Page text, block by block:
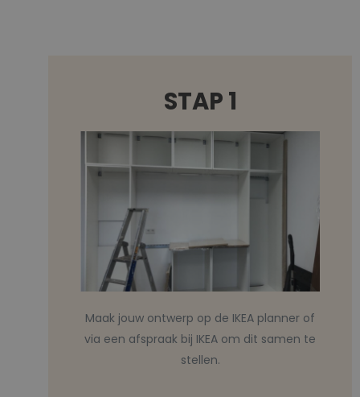
STAP 1
Maak jouw ontwerp op de IKEA planner of
via een afspraak bij IKEA om dit samen te
stellen.